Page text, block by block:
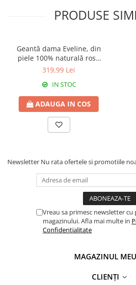
PRODUSE
Geantă dama Eveline, din
piele 100% naturală rosu
8013
319,99 Lei
IN STOC
ADAUGA IN COS
Newsletter Nu rata ofertele si promotiile
Vreau sa primesc newsletter
magazinului. Afla mai multe in
Confidentialitate
MAGAZINUL MEU
CLIENȚI